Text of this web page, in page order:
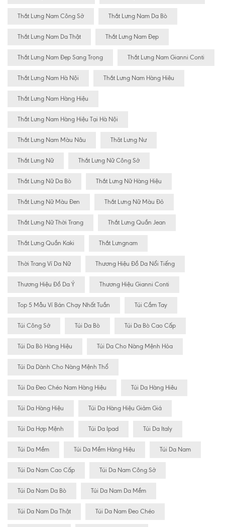
Thắt Lưng Nam Công Sở Thắt Lưng Nam Da Bò
Thắt Lưng Nam Da Thật Thắt Lưng Nam Đẹp
Thắt Lưng Nam Đẹp Sang Trọng Thắt Lưng Nam Gianni Conti
Thắt Lưng Nam Hà Nội Thắt Lưng Nam Hàng Hiêu
Thắt Lưng Nam Hàng Hiệu
Thắt Lưng Nam Hàng Hiệu Tại Hà Nội
Thắt Lưng Nam Màu Nâu Thăt Lưng Nư
Thắt Lưng Nữ Thắt Lưng Nữ Công Sở
Thắt Lưng Nữ Da Bò Thắt Lưng Nữ Hàng Hiệu
Thắt Lưng Nữ Màu Đen Thắt Lưng Nữ Màu Đỏ
Thắt Lưng Nữ Thời Trang Thắt Lưng Quần Jean
Thắt Lưng Quần Kaki Thắt Lưngnam
Thời Trang Ví Da Nữ Thương Hiệu Đồ Da Nổi Tiếng
Thương Hiệu Đồ Da Ý Thương Hiệu Gianni Conti
Top 5 Mẫu Ví Bán Chạy Nhất Tuần Túi Cầm Tay
Túi Công Sở Túi Da Bò Túi Da Bò Cao Cấp
Túi Da Bò Hàng Hiệu Túi Da Cho Nàng Mệnh Hỏa
Túi Da Dành Cho Nàng Mệnh Thổ
Túi Da Đeo Chéo Nam Hàng Hiệu Túi Da Hàng Hiêu
Túi Da Hàng Hiệu Túi Da Hàng Hiệu Giảm Giá
Túi Da Hợp Mệnh Túi Da Ipad Túi Da Italy
Túi Da Mềm Túi Da Mềm Hàng Hiệu Túi Da Nam
Túi Da Nam Cao Cấp Túi Da Nam Công Sở
Túi Da Nam Da Bò Túi Da Nam Da Mềm
Túi Da Nam Da Thật Túi Da Nam Đeo Chéo